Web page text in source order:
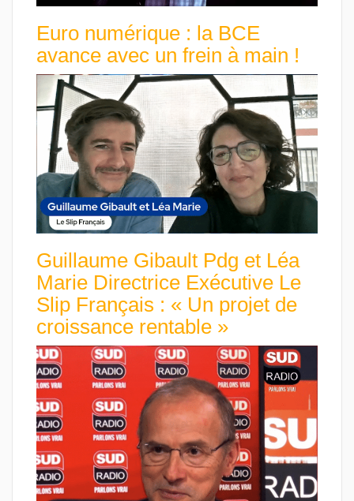
Euro numérique : la BCE
avance avec un frein à main !
Guillaume Gibault Pdg et Léa
Marie Directrice Exécutive Le
Slip Français : « Un projet de
croissance rentable »